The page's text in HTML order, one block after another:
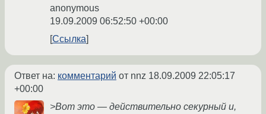
anonymous
19.09.2009 06:52:50 +00:00
Ссылка
Ответ на: комментарий от nnz 18.09.2009 22:05:17
+00:00
>Вот это — действительно секурный и,